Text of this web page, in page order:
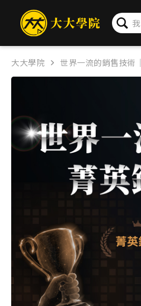
簡介 章節
大大學院 世界一流的銷售技術